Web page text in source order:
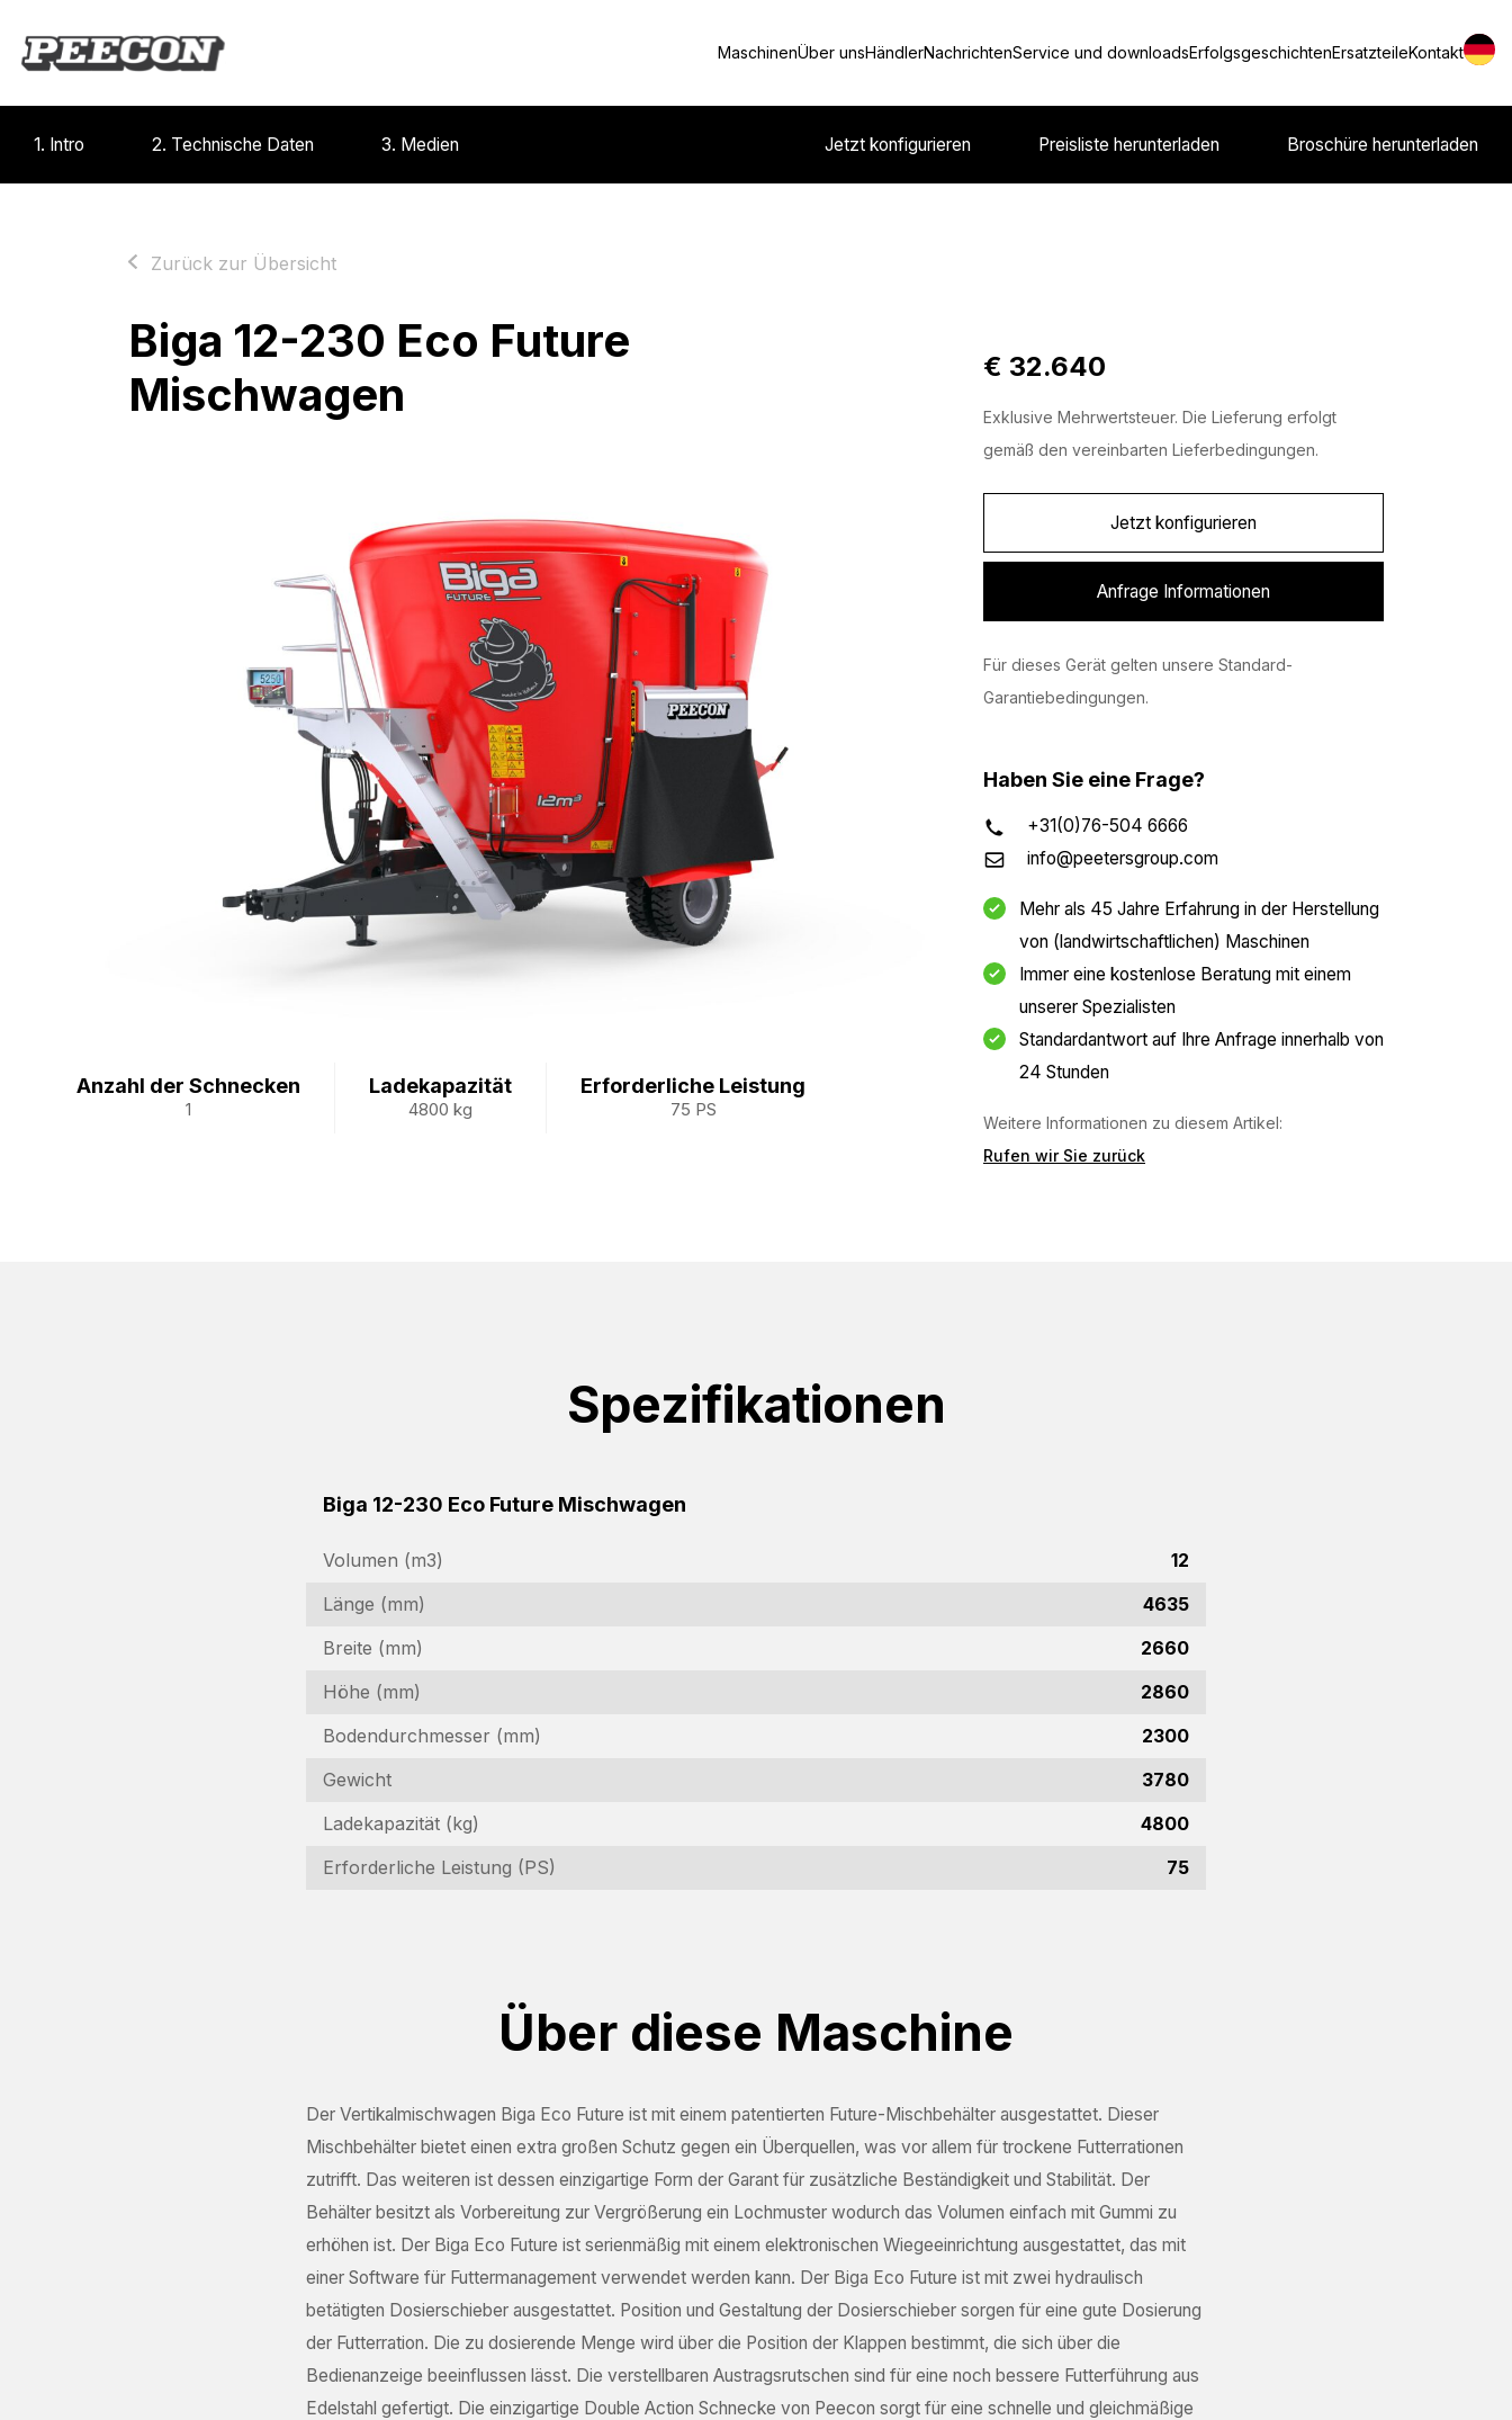
MaschinenÜber unsHändlerNachrichtenService und downloadsErfolgsgeschichtenErsatzteileKontakt
1. Intro 2. Technische Daten 3. Medien Jetzt konfigurieren Preisliste herunterladen Broschüre herunterladen
Zurück zur Übersicht
Biga 12-230 Eco Future
Mischwagen
Anzahl der Schnecken
1
Ladekapazität
4800 kg
Erforderliche Leistung
75 PS
€ 32.640
Exklusive Mehrwertsteuer. Die Lieferung erfolgt
gemäß den vereinbarten Lieferbedingungen.
Jetzt konfigurieren
Anfrage Informationen
Für dieses Gerät gelten unsere Standard-
Garantiebedingungen.
Haben Sie eine Frage?
+31(0)76-504 6666
info@peetersgroup.com
Mehr als 45 Jahre Erfahrung in der Herstellung
von (landwirtschaftlichen) Maschinen
Immer eine kostenlose Beratung mit einem
unserer Spezialisten
Standardantwort auf Ihre Anfrage innerhalb von
24 Stunden
Weitere Informationen zu diesem Artikel:
Rufen wir Sie zurück
Spezifikationen
Biga 12-230 Eco Future Mischwagen
Volumen (m3)
12
Länge (mm)
4635
Breite (mm)
2660
Höhe (mm)
2860
Bodendurchmesser (mm)
2300
Gewicht
3780
Ladekapazität (kg)
4800
Erforderliche Leistung (PS)
75
Über diese Maschine
Der Vertikalmischwagen Biga Eco Future ist mit einem patentierten Future-Mischbehälter ausgestattet. Dieser
Mischbehälter bietet einen extra großen Schutz gegen ein Überquellen, was vor allem für trockene Futterrationen
zutrifft. Das weiteren ist dessen einzigartige Form der Garant für zusätzliche Beständigkeit und Stabilität. Der
Behälter besitzt als Vorbereitung zur Vergrößerung ein Lochmuster wodurch das Volumen einfach mit Gummi zu
erhöhen ist. Der Biga Eco Future ist serienmäßig mit einem elektronischen Wiegeeinrichtung ausgestattet, das mit
einer Software für Futtermanagement verwendet werden kann. Der Biga Eco Future ist mit zwei hydraulisch
betätigten Dosierschieber ausgestattet. Position und Gestaltung der Dosierschieber sorgen für eine gute Dosierung
der Futterration. Die zu dosierende Menge wird über die Position der Klappen bestimmt, die sich über die
Bedienanzeige beeinflussen lässt. Die verstellbaren Austragsrutschen sind für eine noch bessere Futterführung aus
Edelstahl gefertigt. Die einzigartige Double Action Schnecke von Peecon sorgt für eine schnelle und gleichmäßige
Interessiert an dieser Maschine? Kontaktieren Sie uns über dieses
Formular.
Firmenname
(Required)
E-
Mail-